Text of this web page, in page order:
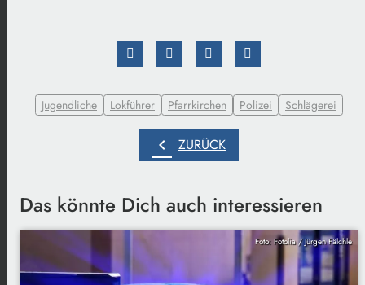
Jugendliche Lokführer Pfarrkirchen Polizei Schlägerei
chevron_left ZURÜCK
Das könnte Dich auch interessieren
Foto: Fotolia / Jürgen Fälchle